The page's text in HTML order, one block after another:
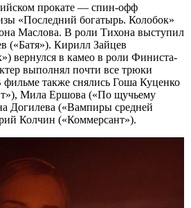
прокате — спин-офф
«Последний богатырь. Колобок»
Маслова. В роли Тихона выступил
(«Батя»). Кирилл Зайцев
вернулся в камео в роли Финиста-
выполнял почти все трюки
фильме также снялись Гоша Куценко
Мила Ершова («По щучьему
Догилева («Вампиры средней
Колчин («Коммерсант»).